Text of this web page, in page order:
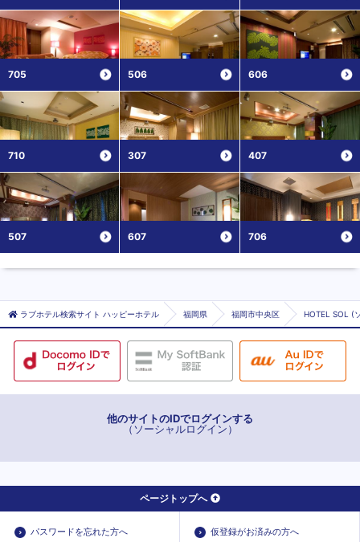
705 506 606
710 307 407
507 607 706
ラブホテル検索サイト ハッピーホテル 福岡県 福岡市中央区 HOTEL SOL (
他のサイトのIDでログインする
（ソーシャルログイン）
ページトップへ
パスワードを忘れた方へ 仮登録がお済みの方へ